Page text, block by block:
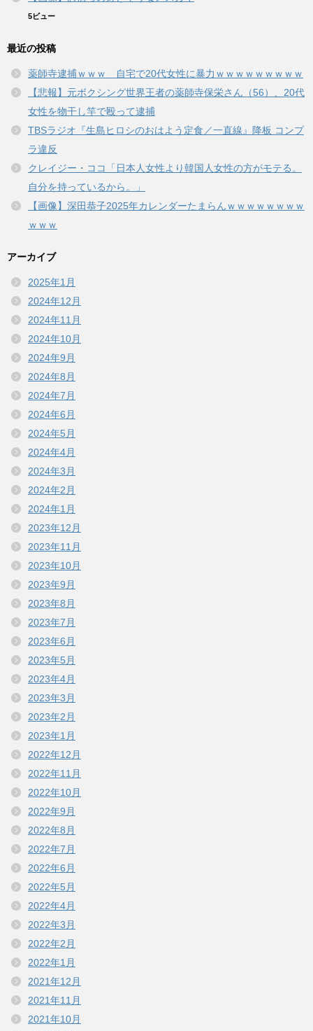
5ビュー
最近の投稿
薬師寺逮捕ｗｗｗ 自宅で20代女性に暴力ｗｗｗｗｗｗｗｗｗ
【悲報】元ボクシング世界王者の薬師寺保栄さん（56）、20代
女性を物干し竿で殴って逮捕
TBSラジオ『生島ヒロシのおはよう定食／一直線』降板 コンプ
ラ違反
クレイジー・ココ「日本人女性より韓国人女性の方がモテる。
自分を持っているから。」
【画像】深田恭子2025年カレンダーたまらんｗｗｗｗｗｗｗｗ
ｗｗｗ
アーカイブ
2025年1月
2024年12月
2024年11月
2024年10月
2024年9月
2024年8月
2024年7月
2024年6月
2024年5月
2024年4月
2024年3月
2024年2月
2024年1月
2023年12月
2023年11月
2023年10月
2023年9月
2023年8月
2023年7月
2023年6月
2023年5月
2023年4月
2023年3月
2023年2月
2023年1月
2022年12月
2022年11月
2022年10月
2022年9月
2022年8月
2022年7月
2022年6月
2022年5月
2022年4月
2022年3月
2022年2月
2022年1月
2021年12月
2021年11月
2021年10月